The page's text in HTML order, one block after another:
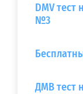
DMV
№3
ДМВ тест